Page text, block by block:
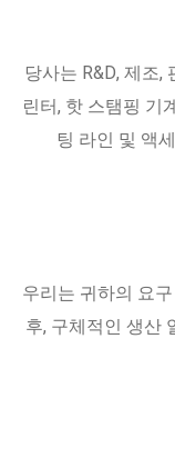
당사는 R&D, 제조
린터, 핫 스탬핑 기
팅 라인 및 액
우리는 귀하의 요
후, 구체적인 생산